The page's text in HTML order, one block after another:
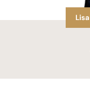
Lisa